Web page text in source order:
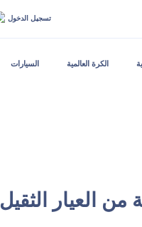
تسجيل الدخول
الكرة العالمية السيارات
العيار الثقيل